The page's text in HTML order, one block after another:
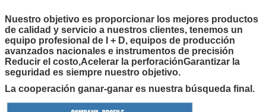
Nuestro objetivo es proporcionar los mejores productos
de calidad y servicio a nuestros clientes, tenemos un
equipo profesional de I + D, equipos de producción
avanzados nacionales e instrumentos de precisión
Reducir el costo,Acelerar la perforaciónGarantizar la
seguridad es siempre nuestro objetivo.
La cooperación ganar-ganar es nuestra búsqueda final.